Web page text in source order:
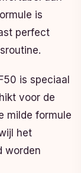
is
perfect
is speciaal
voor de
milde formule
het
worden